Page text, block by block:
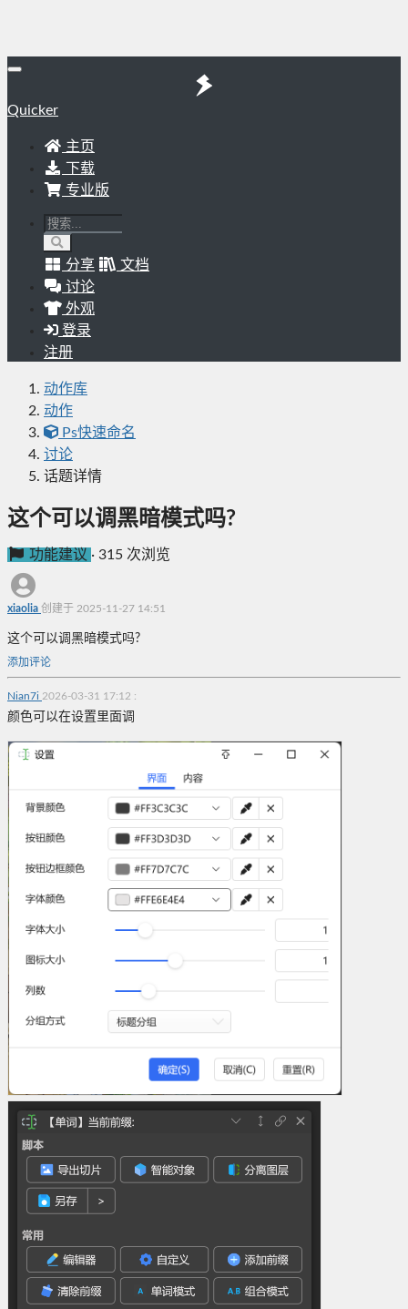
Quicker
主页
下载
专业版
分享
文档
讨论
外观
登录
注册
动作库
动作
Ps快速命名
讨论
话题详情
这个可以调黑暗模式吗?
功能建议 · 315 次浏览
xiaolia 创建于 2025-11-27 14:51
这个可以调黑暗模式吗?
添加评论
Nian7i 2026-03-31 17:12 :
颜色可以在设置里面调